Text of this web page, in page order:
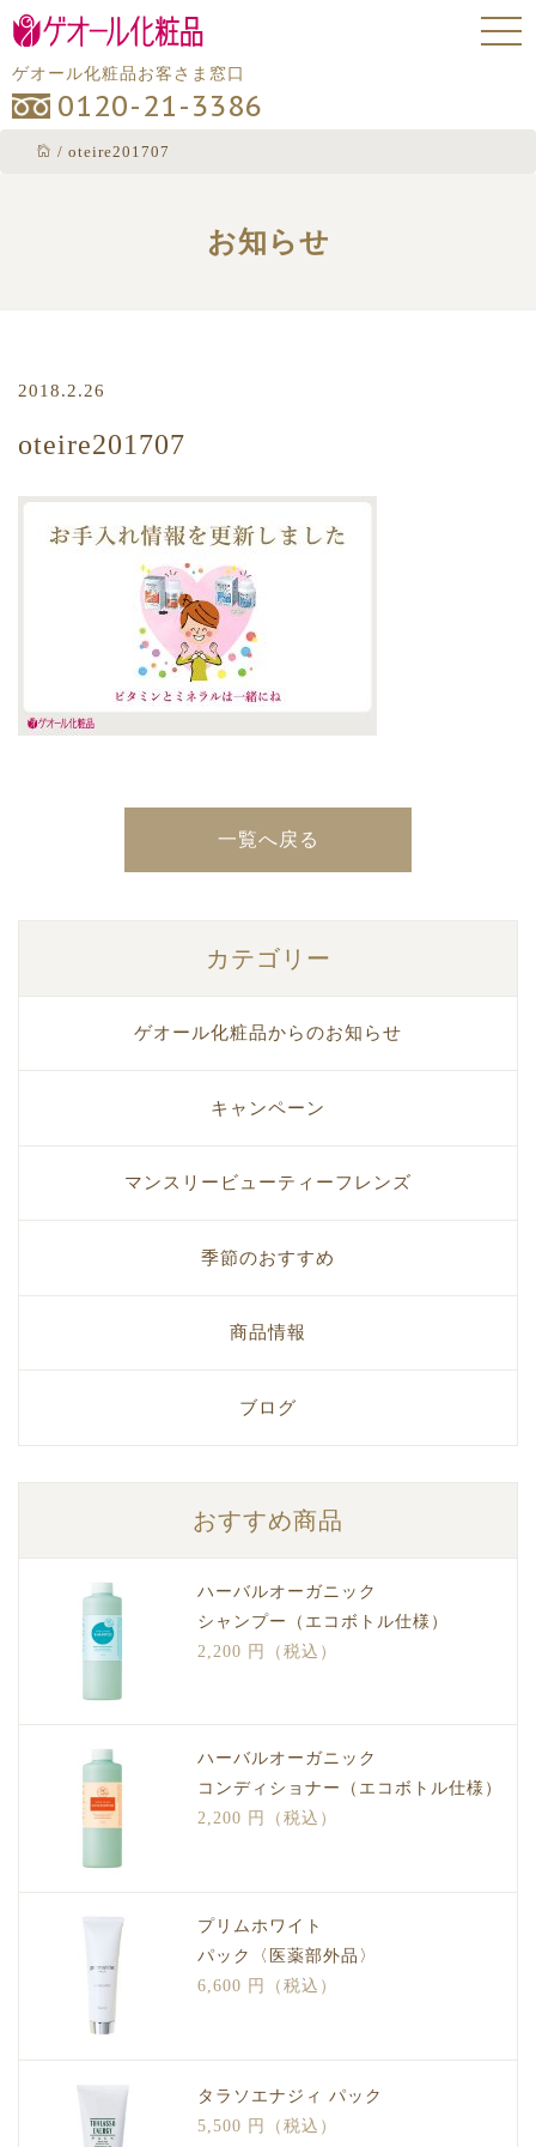
ゲオール化粧品お客さま窓口
0120-21-3386
/ oteire201707
お知らせ
2018.2.26
oteire201707
一覧へ戻る
カテゴリー
ゲオール化粧品からのお知らせ
キャンペーン
マンスリービューティーフレンズ
季節のおすすめ
商品情報
ブログ
おすすめ商品
ハーバルオーガニック
シャンプー（エコボトル仕様）
2,200 円（税込）
ハーバルオーガニック
コンディショナー（エコボトル仕様）
2,200 円（税込）
プリムホワイト
パック〈医薬部外品〉
6,600 円（税込）
タラソエナジィ パック
5,500 円（税込）